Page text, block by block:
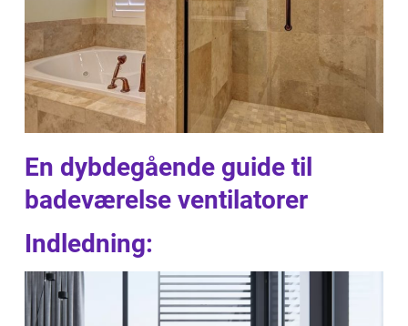
En dybdegående guide til
badeværelse ventilatorer
Indledning: